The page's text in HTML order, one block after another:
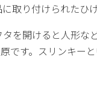
取り付けられたひ
を開けると人形
です。スリンキー